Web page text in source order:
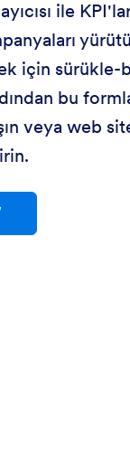
ile
için sürükle-
bu
veya web